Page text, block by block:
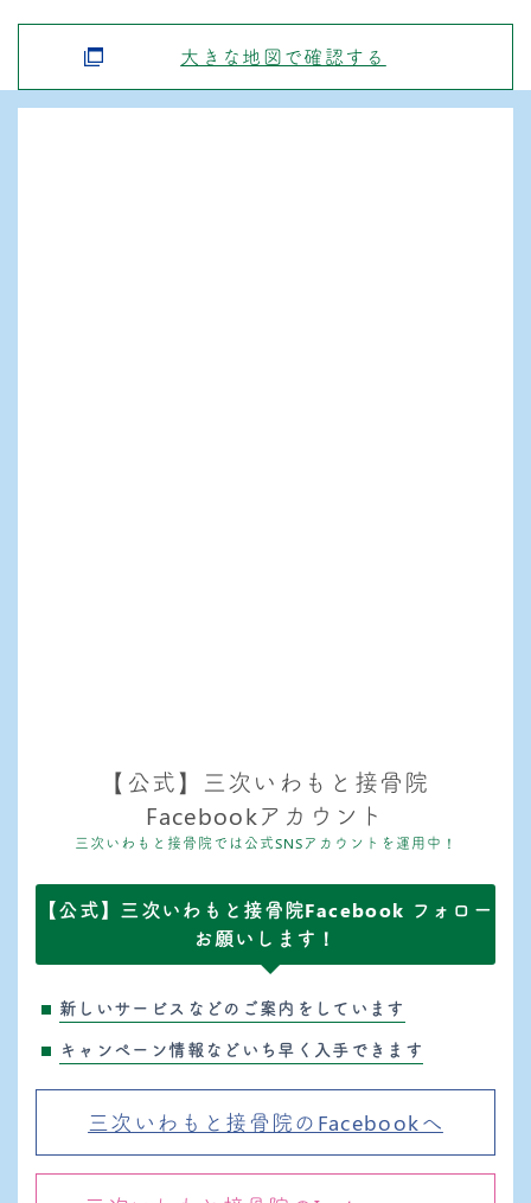
大きな地図で確認する
【公式】三次いわもと接骨院
Facebookアカウント
三次いわもと接骨院では公式SNSアカウントを運用中！
【公式】三次いわもと接骨院Facebook フォロー
お願いします！
新しいサービスなどのご案内をしています
キャンペーン情報などいち早く入手できます
三次いわもと接骨院のFacebookへ